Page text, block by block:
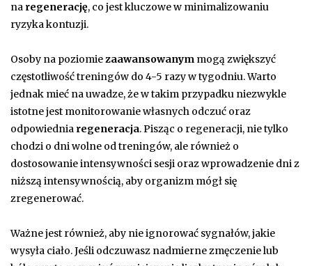
na regenerację, co jest kluczowe w minimalizowaniu
ryzyka kontuzji.
Osoby na poziomiezaawansowanym mogą zwiększyć
częstotliwość treningów do 4-5 razy w tygodniu. Warto
jednak mieć na uwadze, że w takim przypadku niezwykle
istotne jest monitorowanie własnych odczuć oraz
odpowiednia regeneracja. Pisząc o regeneracji, nie tylko
chodzi o dni wolne od treningów, ale również o
dostosowanie intensywności sesji oraz wprowadzenie dni z
niższą intensywnością, aby organizm mógł się
zregenerować.
Ważne jest również, aby nie ignorować sygnałów, jakie
wysyła ciało. Jeśli odczuwasz nadmierne zmęczenie lub